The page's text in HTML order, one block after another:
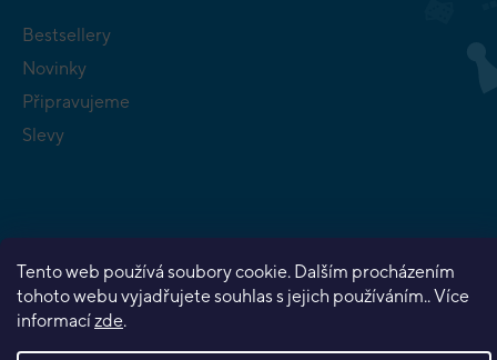
Tento web používá soubory cookie. Dalším procházením
tohoto webu vyjadřujete souhlas s jejich používáním.. Více
informacízde.
Bestsellery
Novinky
Připravujeme
Slevy
Vytvořil Shoptet Premium
Copyright 2026Planeta her. Všechna práva vyhrazena.